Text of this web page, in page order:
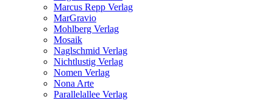
Marcus Repp Verlag
MarGravio
Mohlberg Verlag
Mosaik
Naglschmid Verlag
Nichtlustig Verlag
Nomen Verlag
Nona Arte
Parallelallee Verlag